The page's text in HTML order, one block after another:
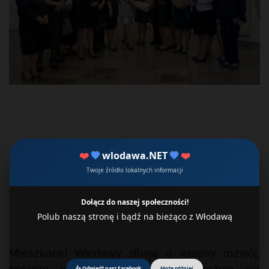
❤️ 💙wlodawa.NET 💙❤️
Twoje źródło lokalnych informacji
Dołącz do naszej społeczności!
Polub naszą stronę i bądź na bieżąco z Włodawą